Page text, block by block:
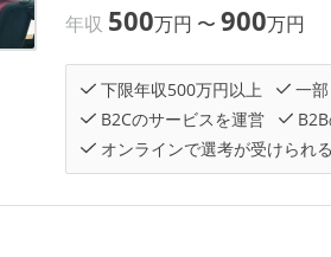
年収 500万円 〜900万円
下限年収500万円以上 一部
B2Cのサービスを運営
B2B
オンラインで選考が受けられる